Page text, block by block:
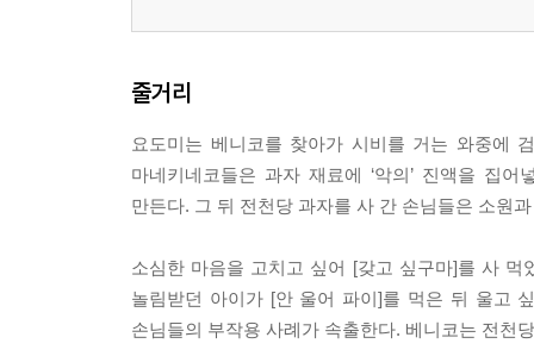
줄거리
요도미는 베니코를 찾아가 시비를 거는 와중에
마네키네코들은 과자 재료에 ‘악의’ 진액을 집
만든다. 그 뒤 전천당 과자를 사 간 손님들은 소원
소심한 마음을 고치고 싶어 [갖고 싶구마]를 사
놀림받던 아이가 [안 울어 파이]를 먹은 뒤 울고
손님들의 부작용 사례가 속출한다. 베니코는 전천